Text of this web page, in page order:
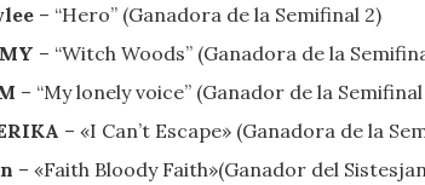
– “Hero” (Ganadora de la Semifinal 2)
– “Witch Woods” (Ganadora de la
– “My lonely voice” (Ganador de la
– «I Can’t Escape» (Ganadora de la
– «Faith Bloody Faith»(Ganador del